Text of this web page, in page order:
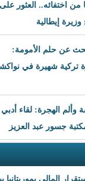
على
يبحث